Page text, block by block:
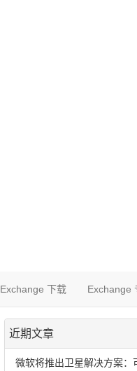
Exchange 下载 Exchange
近期文章
微软将推出卫星解决方案